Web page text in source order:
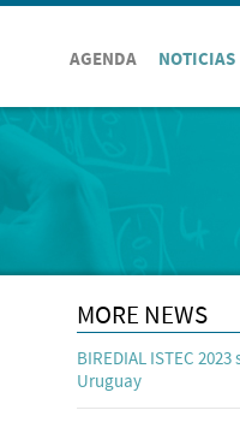
AGENDA NOTICIAS
MORE NEWS
BIREDIAL ISTEC
Uruguay